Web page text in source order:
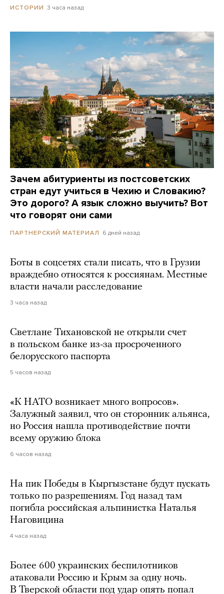
ИСТОРИИ 3 часа назад
Зачем абитуриенты из постсоветских
стран едут учиться в Чехию и Словакию?
Это дорого? А язык сложно выучить? Вот
что говорят они сами
ПАРТНЕРСКИЙ МАТЕРИАЛ 6 дней назад
Боты в соцсетях стали писать, что в Грузии
враждебно относятся к россиянам. Местные
власти начали расследование
3 часа назад
Светлане Тихановской не открыли счет
в польском банке из-за просроченного
белорусского паспорта
5 часов назад
«К НАТО возникает много вопросов».
Залужный заявил, что он сторонник альянса,
но Россия нашла противодействие почти
всему оружию блока
6 часов назад
На пик Победы в Кыргызстане будут пускать
только по разрешениям. Год назад там
погибла российская альпинистка Наталья
Наговицина
4 часа назад
Более 600 украинских беспилотников
атаковали Россию и Крым за одну ночь.
В Тверской области под удар опять попал